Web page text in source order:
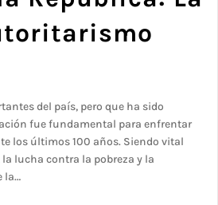
del país, pero que ha sido
fue fundamental para enfrentar
los últimos 100 años. Siendo vital
lucha contra la pobreza y la
la…